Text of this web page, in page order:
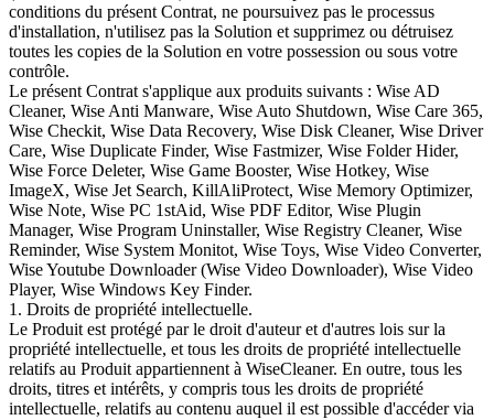
conditions du présent Contrat, ne poursuivez pas le processus
d'installation, n'utilisez pas la Solution et supprimez ou détruisez
toutes les copies de la Solution en votre possession ou sous votre
contrôle.
Le présent Contrat s'applique aux produits suivants : Wise AD
Cleaner, Wise Anti Manware, Wise Auto Shutdown, Wise Care 365,
Wise Checkit, Wise Data Recovery, Wise Disk Cleaner, Wise Driver
Care, Wise Duplicate Finder, Wise Fastmizer, Wise Folder Hider,
Wise Force Deleter, Wise Game Booster, Wise Hotkey, Wise
ImageX, Wise Jet Search, KillAliProtect, Wise Memory Optimizer,
Wise Note, Wise PC 1stAid, Wise PDF Editor, Wise Plugin
Manager, Wise Program Uninstaller, Wise Registry Cleaner, Wise
Reminder, Wise System Monitot, Wise Toys, Wise Video Converter,
Wise Youtube Downloader (Wise Video Downloader), Wise Video
Player, Wise Windows Key Finder.
1. Droits de propriété intellectuelle.
Le Produit est protégé par le droit d'auteur et d'autres lois sur la
propriété intellectuelle, et tous les droits de propriété intellectuelle
relatifs au Produit appartiennent à WiseCleaner. En outre, tous les
droits, titres et intérêts, y compris tous les droits de propriété
intellectuelle, relatifs au contenu auquel il est possible d'accéder via